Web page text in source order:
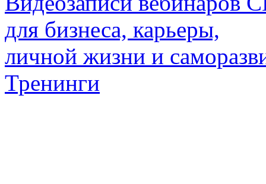
для бизнеса, карьеры,
личной жизни и
Тренинги